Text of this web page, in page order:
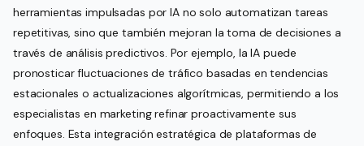
herramientas impulsadas por IA no solo automatizan tareas
repetitivas, sino que también mejoran la toma de decisiones a
través de análisis predictivos. Por ejemplo, la IA puede
pronosticar fluctuaciones de tráfico basadas en tendencias
estacionales o actualizaciones algorítmicas, permitiendo a los
especialistas en marketing refinar proactivamente sus
enfoques. Esta integración estratégica de plataformas de